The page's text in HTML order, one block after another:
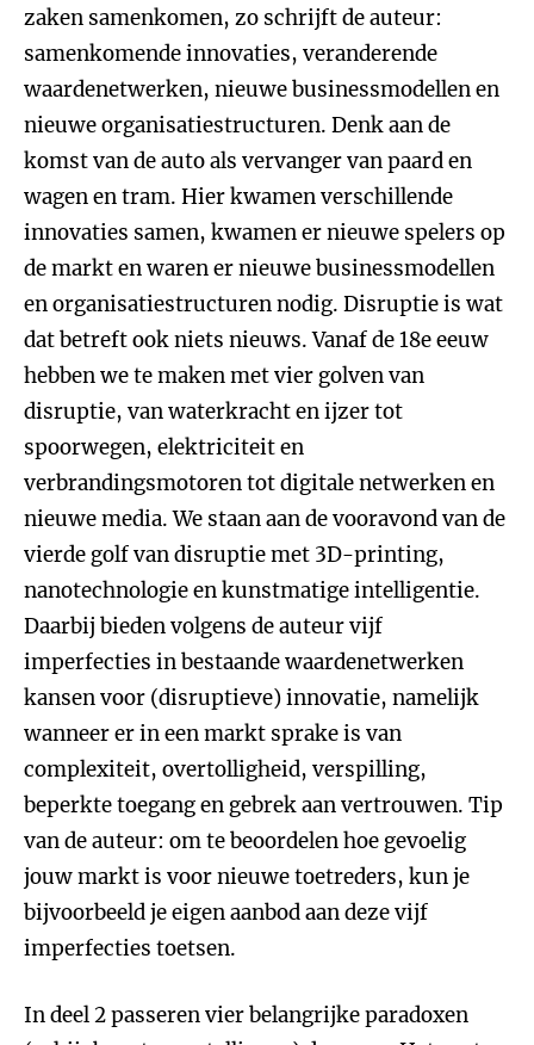
zaken samenkomen, zo schrijft de auteur:
samenkomende innovaties, veranderende
waardenetwerken, nieuwe businessmodellen en
nieuwe organisatiestructuren. Denk aan de
komst van de auto als vervanger van paard en
wagen en tram. Hier kwamen verschillende
innovaties samen, kwamen er nieuwe spelers op
de markt en waren er nieuwe businessmodellen
en organisatiestructuren nodig. Disruptie is wat
dat betreft ook niets nieuws. Vanaf de 18e eeuw
hebben we te maken met vier golven van
disruptie, van waterkracht en ijzer tot
spoorwegen, elektriciteit en
verbrandingsmotoren tot digitale netwerken en
nieuwe media. We staan aan de vooravond van de
vierde golf van disruptie met 3D-printing,
nanotechnologie en kunstmatige intelligentie.
Daarbij bieden volgens de auteur vijf
imperfecties in bestaande waardenetwerken
kansen voor (disruptieve) innovatie, namelijk
wanneer er in een markt sprake is van
complexiteit, overtolligheid, verspilling,
beperkte toegang en gebrek aan vertrouwen. Tip
van de auteur: om te beoordelen hoe gevoelig
jouw markt is voor nieuwe toetreders, kun je
bijvoorbeeld je eigen aanbod aan deze vijf
imperfecties toetsen.
In deel 2 passeren vier belangrijke paradoxen